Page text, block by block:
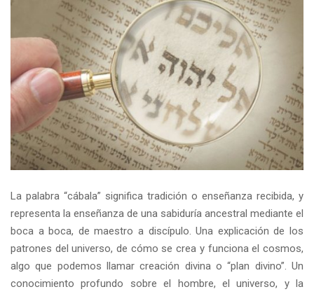
La palabra “cábala” significa tradición o enseñanza recibida, y
representa la enseñanza de una sabiduría ancestral mediante el
boca a boca, de maestro a discípulo. Una explicación de los
patrones del universo, de cómo se crea y funciona el cosmos,
algo que podemos llamar creación divina o “plan divino”. Un
conocimiento profundo sobre el hombre, el universo, y la